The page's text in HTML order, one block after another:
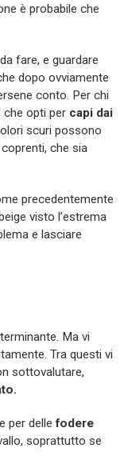
è probabile che
fare, e guardare
dopo ovviamente
conto. Per chi
che opti per capi dai
scuri possono
che sia
precedentemente
visto l’estrema
e lasciare
Ma vi
Tra questi vi
sottovalutare,
per dellefodere
soprattutto se